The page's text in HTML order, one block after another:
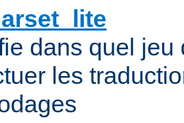
dans quel jeu
les